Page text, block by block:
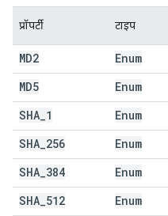
प्रॉपर्टी टाइप
MD2 Enum
MD5 Enum
SHA 1 Enum
SHA 256 Enum
SHA 384 Enum
SHA 512 Enum